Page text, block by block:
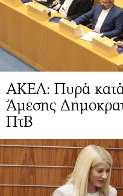
ΑΚΕΛ: Πυρά
Άμεσης
ΠτΒ